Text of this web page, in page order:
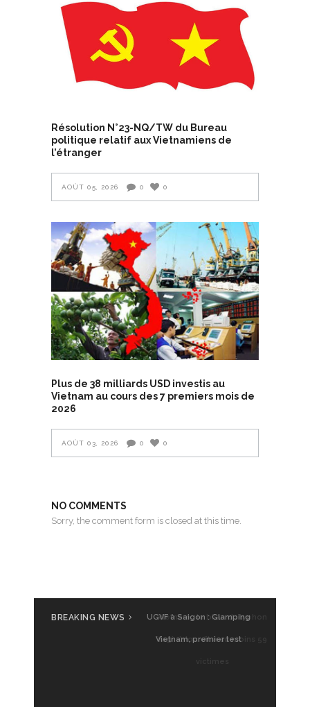
Résolution N°23-NQ/TW du Bureau
politique relatif aux Vietnamiens de
l’étranger
AOÛT 05, 2026 0 0
Plus de 38 milliards USD investis au
Vietnam au cours des 7 premiers mois de
2026
AOÛT 03, 2026 0 0
NO COMMENTS
Sorry, the comment form is closed at this time.
BREAKING NEWS UGVF à Saigon : Glamping
Vietnam, premier test